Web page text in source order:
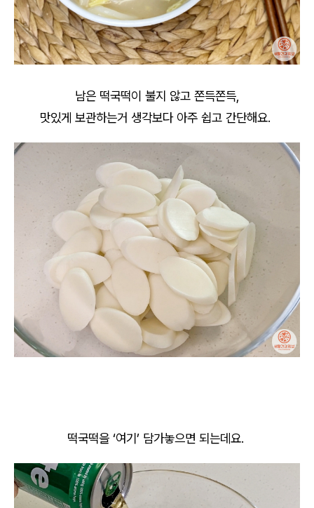
남은 떡국떡이 불지 않고 쫀득쫀득,
맛있게 보관하는거 생각보다 아주 쉽고 간단해요.
떡국떡을 ‘여기’ 담가놓으면 되는데요.